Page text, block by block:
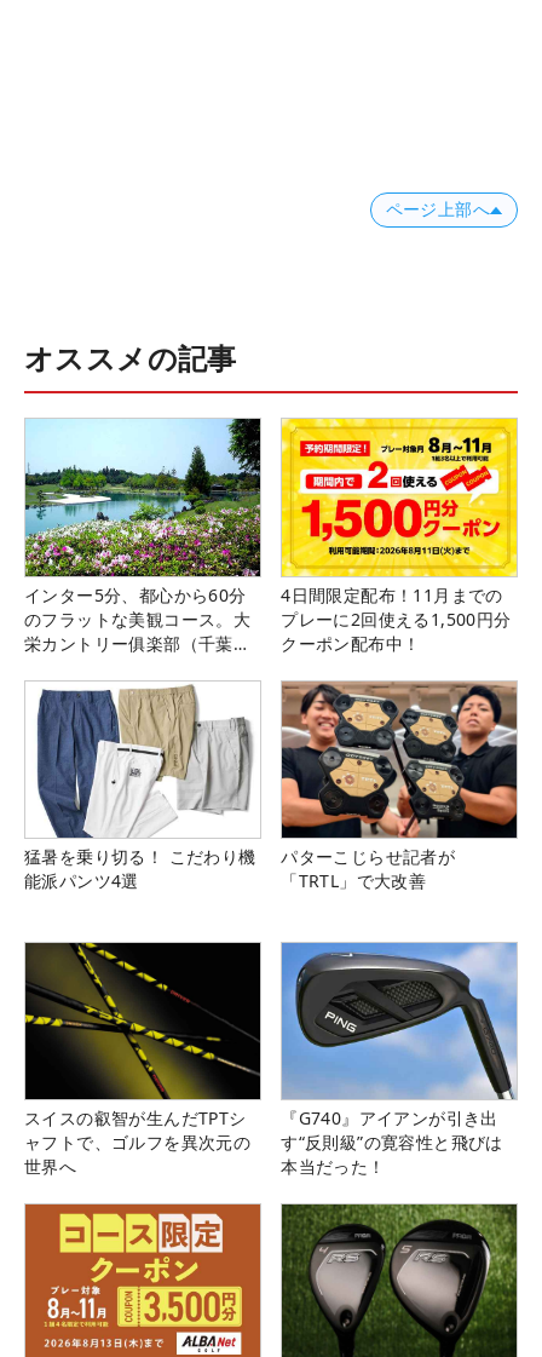
ページ上部へ
オススメの記事
インター5分、都心から60分
のフラットな美観コース。大
栄カントリー俱楽部（千葉
4日間限定配布！11月までの
プレーに2回使える1,500円分
クーポン配布中！
猛暑を乗り切る！ こだわり機
能派パンツ4選
パターこじらせ記者が
「TRTL」で大改善
スイスの叡智が生んだTPTシ
ャフトで、ゴルフを異次元の
世界へ
『G740』アイアンが引き出
す“反則級”の寛容性と飛びは
本当だった！